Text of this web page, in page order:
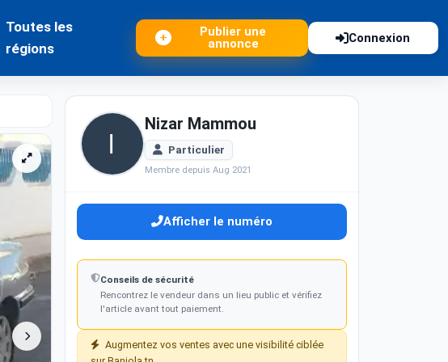
Toutes les
régions
Publier une
annonce
Connexion
Nizar Mammou
Particulier
Membre depuis Aug 2021
Afficher le numéro
Conseils de sécurité
Rencontrez le vendeur dans un lieu public et vérifiez
l'article avant tout paiement.
Augmentez vos ventes avec une visibilité ciblée